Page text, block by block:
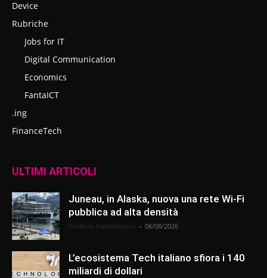
Device
Rubriche
Jobs for IT
Digital Communication
Economics
FantaICT
.ing
FinanceTech
ULTIMI ARTICOLI
Juneau, in Alaska, nuova una rete Wi-Fi
pubblica ad alta densità
- 06/08/2026
L’ecosistema Tech italiano sfiora i 140
miliardi di dollari